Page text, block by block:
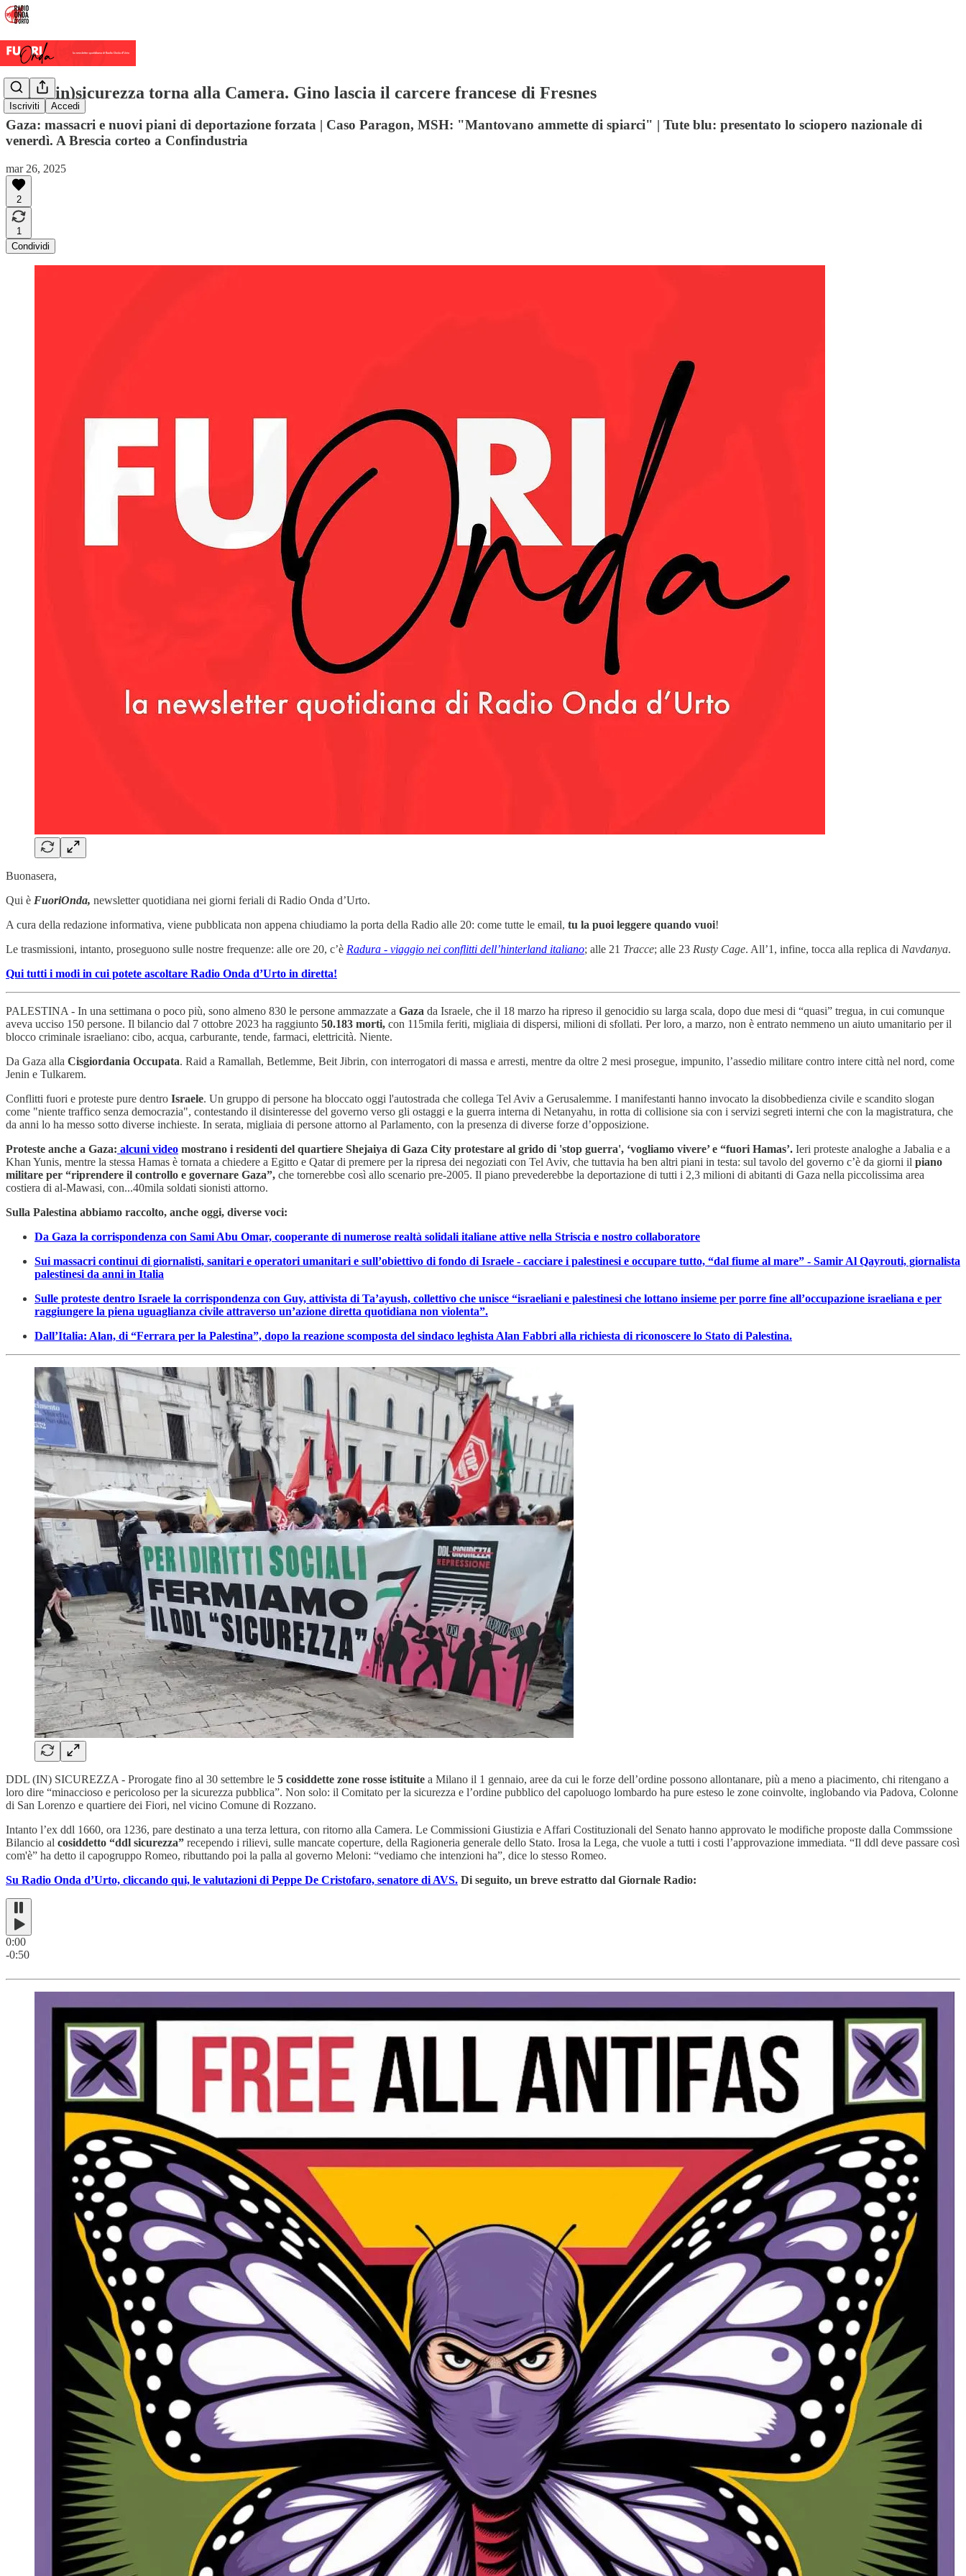
Iscriviti Accedi
Il ddl (in)sicurezza torna alla Camera. Gino lascia il carcere francese di Fresnes
Gaza: massacri e nuovi piani di deportazione forzata | Caso Paragon, MSH: "Mantovano ammette di spiarci" | Tute blu: presentato lo sciopero nazionale di
venerdì. A Brescia corteo a Confindustria
mar 26, 2025
2
1
Condividi
Buonasera,
Qui è FuoriOnda, newsletter quotidiana nei giorni feriali di Radio Onda d’Urto.
A cura della redazione informativa, viene pubblicata non appena chiudiamo la porta della Radio alle 20: come tutte le email, tu la puoi leggere quando vuoi!
Le trasmissioni, intanto, proseguono sulle nostre frequenze: alle ore 20, c’è Radura - viaggio nei conflitti dell’hinterland italiano; alle 21 Tracce; alle 23 Rusty Cage. All’1, infine, tocca alla replica di Navdanya.
Qui tutti i modi in cui potete ascoltare Radio Onda d’Urto in diretta!
PALESTINA - In una settimana o poco più, sono almeno 830 le persone ammazzate a Gaza da Israele, che il 18 marzo ha ripreso il genocidio su larga scala, dopo due mesi di “quasi” tregua, in cui comunque
aveva ucciso 150 persone. Il bilancio dal 7 ottobre 2023 ha raggiunto 50.183 morti, con 115mila feriti, migliaia di dispersi, milioni di sfollati. Per loro, a marzo, non è entrato nemmeno un aiuto umanitario per il
blocco criminale israeliano: cibo, acqua, carburante, tende, farmaci, elettricità. Niente.
Da Gaza alla Cisgiordania Occupata. Raid a Ramallah, Betlemme, Beit Jibrin, con interrogatori di massa e arresti, mentre da oltre 2 mesi prosegue, impunito, l’assedio militare contro intere città nel nord, come
Jenin e Tulkarem.
Conflitti fuori e proteste pure dentro Israele. Un gruppo di persone ha bloccato oggi l'autostrada che collega Tel Aviv a Gerusalemme. I manifestanti hanno invocato la disobbedienza civile e scandito slogan
come "niente traffico senza democrazia", contestando il disinteresse del governo verso gli ostaggi e la guerra interna di Netanyahu, in rotta di collisione sia con i servizi segreti interni che con la magistratura, che
da anni lo ha messo sotto diverse inchieste. In serata, migliaia di persone attorno al Parlamento, con la presenza di diverse forze d’opposizione.
Proteste anche a Gaza: alcuni video mostrano i residenti del quartiere Shejaiya di Gaza City protestare al grido di 'stop guerra', ‘vogliamo vivere’ e “fuori Hamas’. Ieri proteste analoghe a Jabalia e a
Khan Yunis, mentre la stessa Hamas è tornata a chiedere a Egitto e Qatar di premere per la ripresa dei negoziati con Tel Aviv, che tuttavia ha ben altri piani in testa: sul tavolo del governo c’è da giorni il piano
militare per “riprendere il controllo e governare Gaza”, che tornerebbe così allo scenario pre-2005. Il piano prevederebbe la deportazione di tutti i 2,3 milioni di abitanti di Gaza nella piccolissima area
costiera di al-Mawasi, con...40mila soldati sionisti attorno.
Sulla Palestina abbiamo raccolto, anche oggi, diverse voci:
Da Gaza la corrispondenza con Sami Abu Omar, cooperante di numerose realtà solidali italiane attive nella Striscia e nostro collaboratore
Sui massacri continui di giornalisti, sanitari e operatori umanitari e sull’obiettivo di fondo di Israele - cacciare i palestinesi e occupare tutto, “dal fiume al mare” - Samir Al Qayrouti, giornalista
palestinesi da anni in Italia
Sulle proteste dentro Israele la corrispondenza con Guy, attivista di Ta’ayush, collettivo che unisce “israeliani e palestinesi che lottano insieme per porre fine all’occupazione israeliana e per
raggiungere la piena uguaglianza civile attraverso un’azione diretta quotidiana non violenta”.
Dall’Italia: Alan, di “Ferrara per la Palestina”, dopo la reazione scomposta del sindaco leghista Alan Fabbri alla richiesta di riconoscere lo Stato di Palestina.
DDL (IN) SICUREZZA - Prorogate fino al 30 settembre le 5 cosiddette zone rosse istituite a Milano il 1 gennaio, aree da cui le forze dell’ordine possono allontanare, più a meno a piacimento, chi ritengano a
loro dire “minaccioso e pericoloso per la sicurezza pubblica”. Non solo: il Comitato per la sicurezza e l’ordine pubblico del capoluogo lombardo ha pure esteso le zone coinvolte, inglobando via Padova, Colonne
di San Lorenzo e quartiere dei Fiori, nel vicino Comune di Rozzano.
Intanto l’ex ddl 1660, ora 1236, pare destinato a una terza lettura, con ritorno alla Camera. Le Commissioni Giustizia e Affari Costituzionali del Senato hanno approvato le modifiche proposte dalla Commssione
Bilancio al cosiddetto “ddl sicurezza” recependo i rilievi, sulle mancate coperture, della Ragioneria generale dello Stato. Irosa la Lega, che vuole a tutti i costi l’approvazione immediata. “Il ddl deve passare così
com'è” ha detto il capogruppo Romeo, ributtando poi la palla al governo Meloni: “vediamo che intenzioni ha”, dice lo stesso Romeo.
Su Radio Onda d’Urto, cliccando qui, le valutazioni di Peppe De Cristofaro, senatore di AVS. Di seguito, un breve estratto dal Giornale Radio:
0:00
-0:50